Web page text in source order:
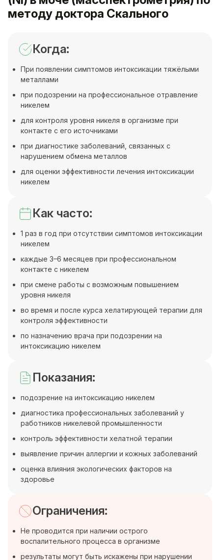
методу доктора Скального
Когда:
При появлении симптомов интоксикации тяжёлыми
металлами
при подозрении на профессиональное отравление
никелем
для контроля уровня никеля в организме при
контакте с его источниками
при диагностике заболеваний, связанных с
нарушением обмена металлов
для оценки эффективности лечения интоксикации
никелем
Как часто:
1 раз в год при отсутствии симптомов интоксикации
никелем
каждые 3–6 месяцев при профессиональном
контакте с никелем
при смене работы с возможным повышением
уровня никеля
во время и после курса хелатирующей терапии для
контроля эффективности
по назначению врача при подозрении на
интоксикацию никелем
Показания:
подозрение на интоксикацию никелем
диагностика профессиональных заболеваний у
работников никелевой промышленности
контроль эффективности хелатной терапии
выявление причин аллергии и кожных заболеваний
оценка влияния экологических факторов на
здоровье
Ограничения:
Не проводится при наличии острого
воспалительного процесса в организме
результаты могут быть искажены при нарушении